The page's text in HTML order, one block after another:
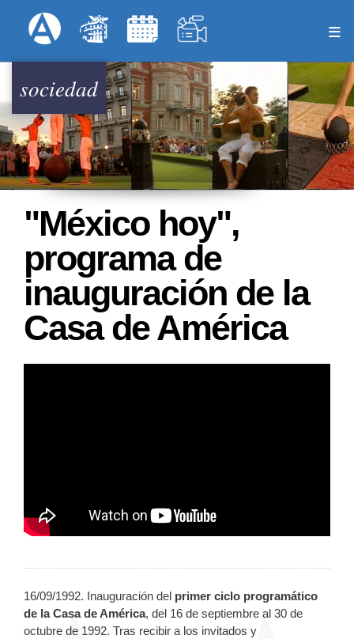
al
principal
Menú Superior
sociedad
"México hoy",
programa de
inauguración de la
Casa de América
16/09/1992. Inauguración del primer ciclo programático
de la Casa de América, del 16 de septiembre al 30 de
octubre de 1992. Tras recibir a los invitados y